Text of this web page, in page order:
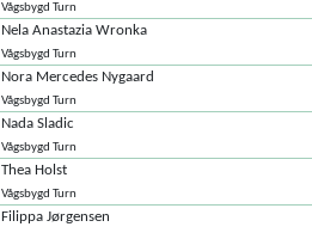
Vågsbygd Turn
Nela Anastazia Wronka
Vågsbygd Turn
Nora Mercedes Nygaard
Vågsbygd Turn
Nada Sladic
Vågsbygd Turn
Thea Holst
Vågsbygd Turn
Filippa Jørgensen